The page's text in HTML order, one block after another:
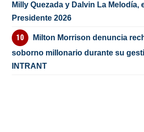
Milly Quezada y Dalvin La Melodía,
Presidente 2026
Milton Morrison denuncia
soborno millonario durante su
INTRANT